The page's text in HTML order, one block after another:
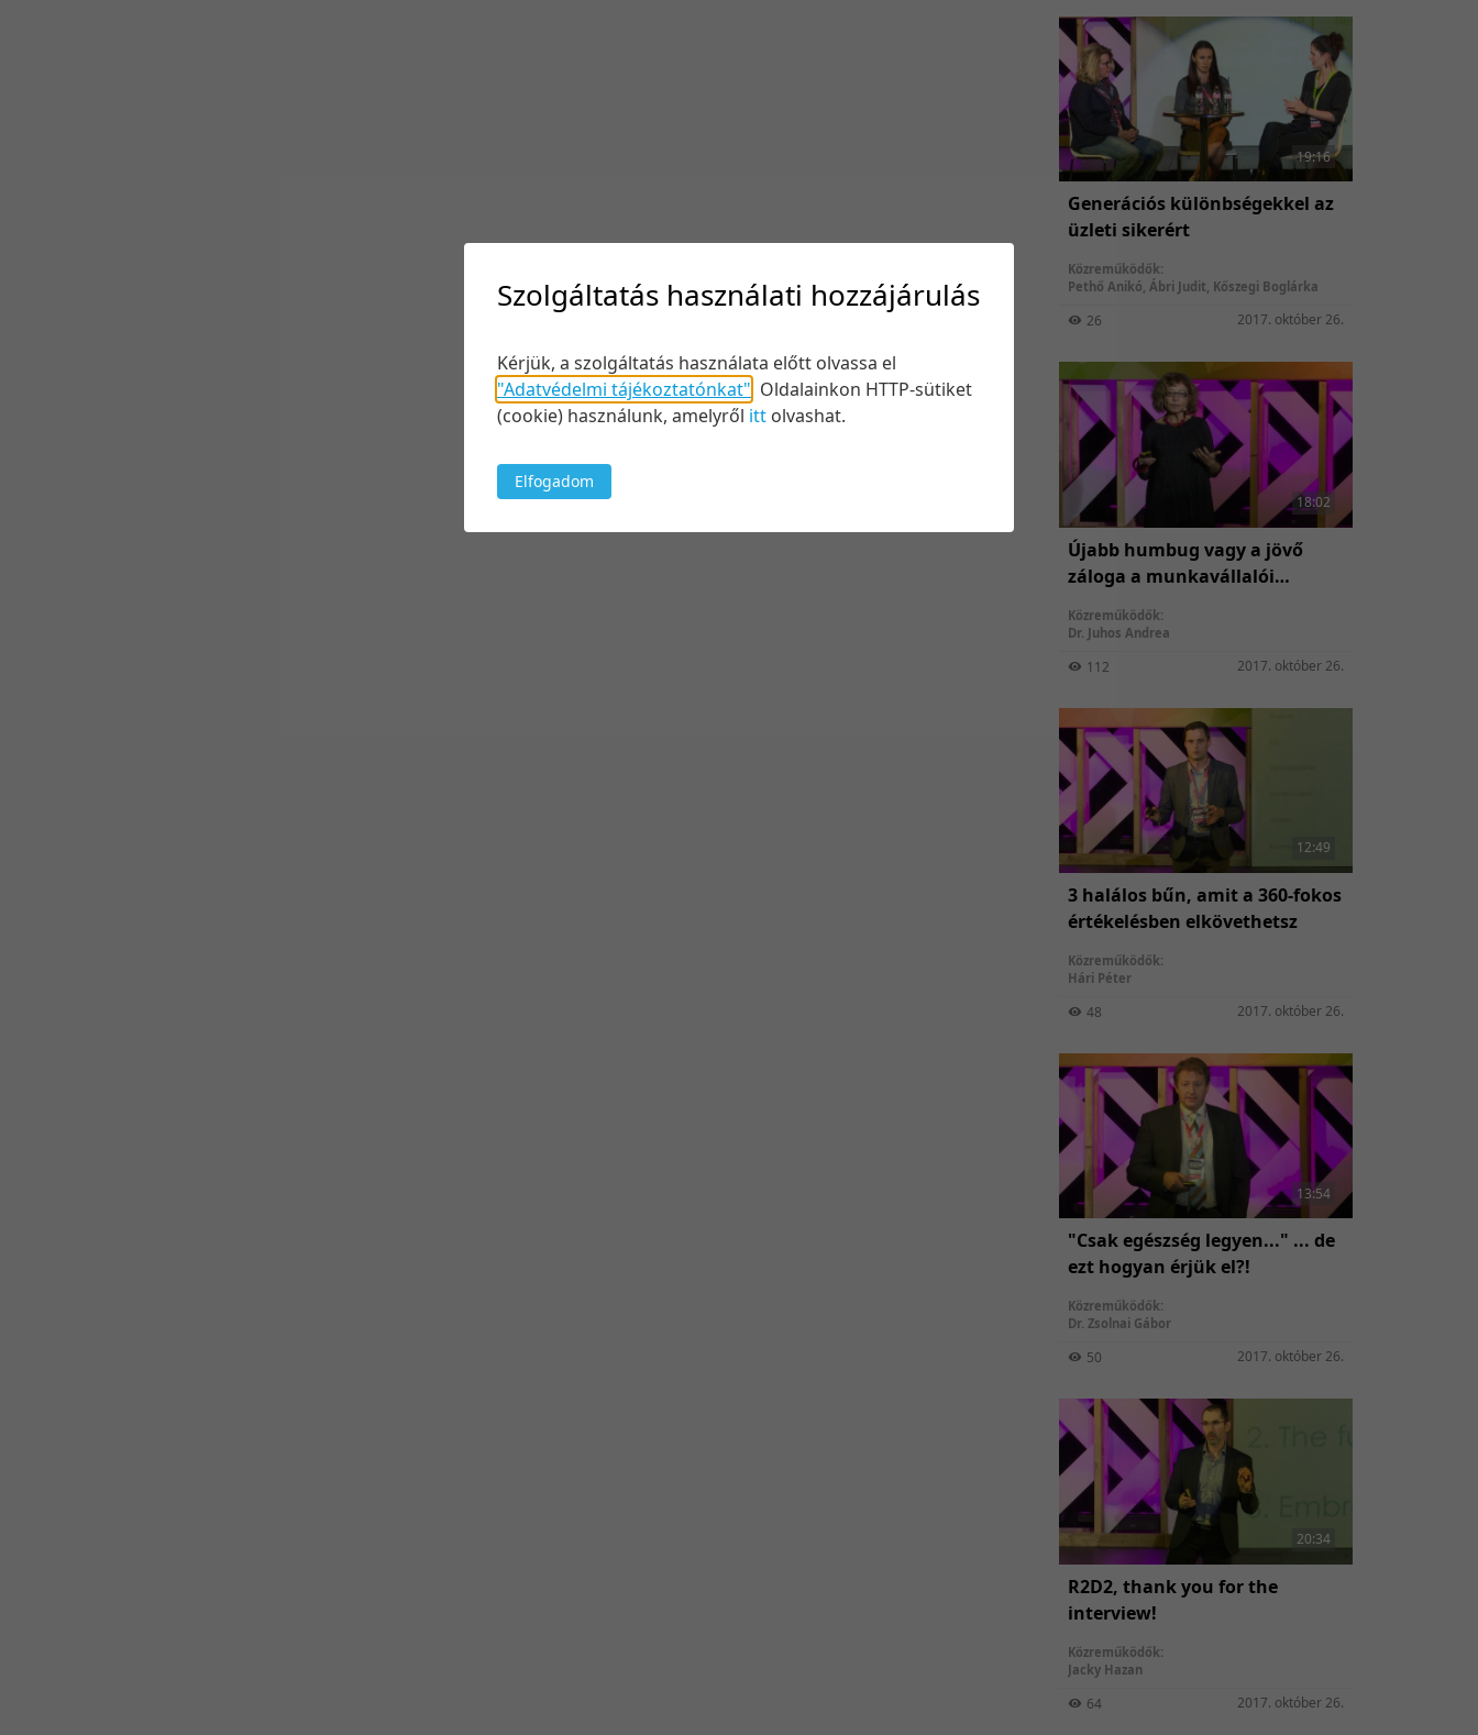
19:16
Generációs különbségekkel az
üzleti sikerért
Közreműködők:
Pethő Anikó, Ábri Judit, Kőszegi Boglárka
26 2017. október 26.
18:02
Újabb humbug vagy a jövő
záloga a munkavállalói
Közreműködők:
Dr. Juhos Andrea
112 2017. október 26.
12:49
3 halálos bűn, amit a 360-fokos
értékelésben elkövethetsz
Közreműködők:
Hári Péter
48 2017. október 26.
13:54
"Csak egészség legyen..." ... de
ezt hogyan érjük el?!
Közreműködők:
Dr. Zsolnai Gábor
50 2017. október 26.
20:34
R2D2, thank you for the
interview!
Közreműködők:
Jacky Hazan
64 2017. október 26.
Szolgáltatás használati hozzájárulás
Kérjük, a szolgáltatás használata előtt olvassa el
"Adatvédelmi tájékoztatónkat" Oldalainkon HTTP-sütiket
(cookie) használunk, amelyről itt olvashat.
Elfogadom